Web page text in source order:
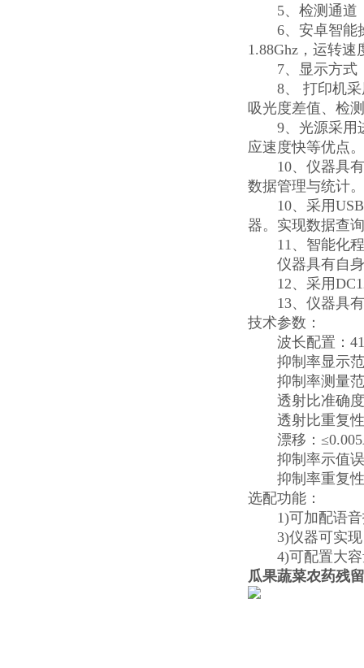
5、检测通道：
6、安卓智能操
1.88Ghz，运转
7、显示方式：
8、 打印机采用
吸光度差值、检
9、光源采用进
应速度快等优点。
10、仪器具有
数据管理与统计。
10、采用
器。实现数据查
11、智能化程
仪器具有自身
12、采用
13、仪器具有
技术参数：
波长配置：
抑制率显示范
抑制率测量范
透射比准确度
透射比重复性
漂移：
抑制率示值误
抑制率重复性
选配功能：
1)可加配语音
3)仪器可实现
4)可配置大容
瓜果蔬菜农药残